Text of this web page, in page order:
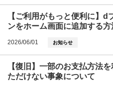
【ご利用がもっと便利に】
ンをホーム画面に追加する方
2026/06/01 お知らせ
【復旧】一部のお支払方法
ただけない事象について